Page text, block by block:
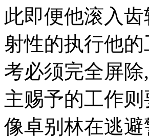
此即便他滚入
射性的执行他
考必须完全屏
主赐予的工作
像卓别林在逃